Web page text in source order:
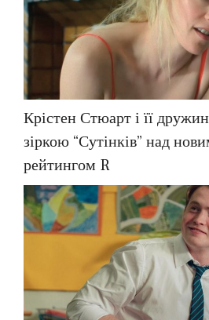
Крістен Стюарт і її
зіркою “Сутінків” над
рейтингом R